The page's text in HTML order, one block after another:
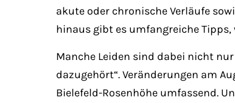
akute oder chronische Verläufe
hinaus gibt es umfangreiche
Manche Leiden sind dabei nicht
dazugehört“. Veränderungen am
Bielefeld-Rosenhöhe umfassend.